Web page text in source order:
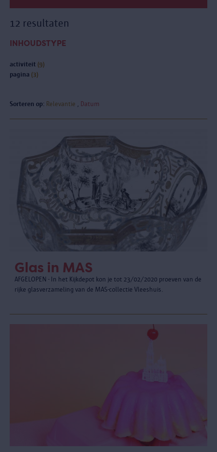
12 resultaten
INHOUDSTYPE
activiteit (9)
pagina (3)
Sorteren op: Relevantie Datum
Glas in MAS
AFGELOPEN - In het Kijkdepot kon je tot 23/02/2020 proeven van de
rijke glasverzameling van de MAS-collectie Vleeshuis.